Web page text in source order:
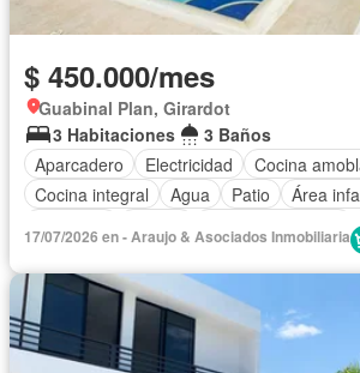
$ 450.000/mes
Guabinal Plan, Girardot
3 Habitaciones
3 Baños
Aparcadero
Electricidad
Cocina
Cocina integral
Agua Patio Área
17/07/2026 en - Araujo & Asociados Inmobiliaria